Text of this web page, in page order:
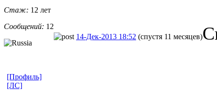
Стаж: 12 лет
Сообщений: 12
14-Дек-2013 18:52 (спустя 11 месяцев)
[Профиль]
[ЛС]